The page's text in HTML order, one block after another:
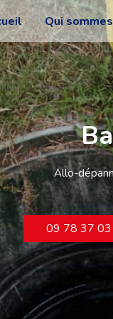
Qui
Allo-
09 78 37